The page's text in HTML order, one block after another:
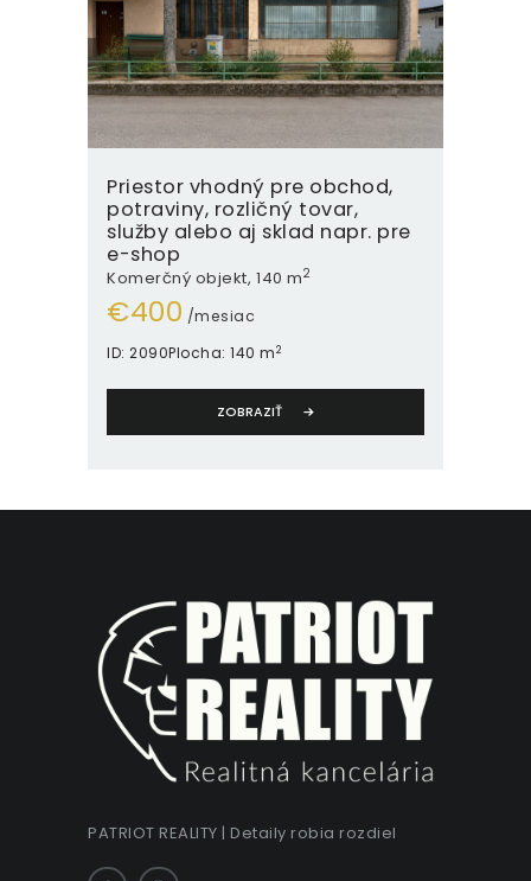
Priestor vhodný pre obchod,
potraviny, rozličný tovar,
služby alebo aj sklad napr. pre
e-shop
Komerčný objekt 140 m2
€400 /mesiac
ID: 2090Plocha: 140 m2
ZOBRAZIŤ
PATRIOT REALITY | Detaily robia rozdiel